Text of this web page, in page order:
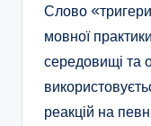
Слово
мовної
середовищі та
реакцій на